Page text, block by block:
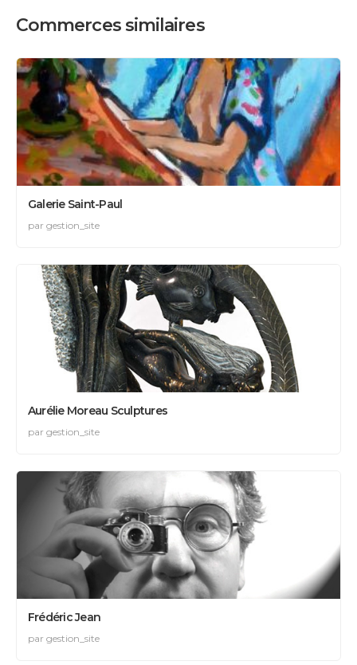
Commerces similaires
Galerie Saint-Paul
par gestion_site
Aurélie Moreau Sculptures
par gestion_site
Frédéric Jean
par gestion_site